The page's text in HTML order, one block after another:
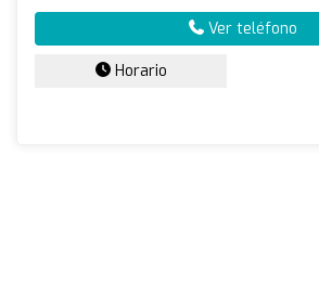
Ver teléfono
Horario